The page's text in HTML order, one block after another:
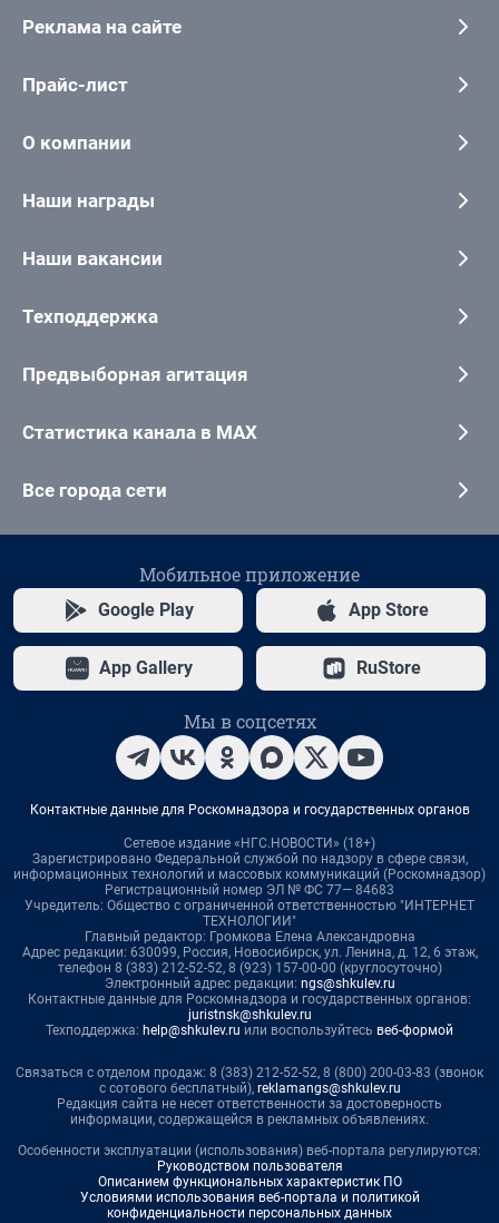
Реклама на сайте
Прайс-лист
О компании
Наши награды
Наши вакансии
Техподдержка
Предвыборная агитация
Статистика канала в MAX
Все города сети
Мобильное приложение
Google Play App Store
App Gallery RuStore
Мы в соцсетях
Контактные данные для Роскомнадзора и государственных органов
Сетевое издание «НГС.НОВОСТИ» (18+)
Зарегистрировано Федеральной службой по надзору в сфере связи,
информационных технологий и массовых коммуникаций (Роскомнадзор)
Регистрационный номер ЭЛ № ФС 77— 84683
Учредитель: Общество с ограниченной ответственностью "ИНТЕРНЕТ
ТЕХНОЛОГИИ"
Главный редактор: Громкова Елена Александровна
Адрес редакции: 630099, Россия, Новосибирск, ул. Ленина, д. 12, 6 этаж,
телефон 8 (383) 212-52-52, 8 (923) 157-00-00 (круглосуточно)
Электронный адрес редакции: ngs@shkulev.ru
Контактные данные для Роскомнадзора и государственных органов:
juristnsk@shkulev.ru
Техподдержка: help@shkulev.ru или воспользуйтесь веб-формой
Связаться с отделом продаж: 8 (383) 212-52-52, 8 (800) 200-03-83 (звонок
с сотового бесплатный), reklamangs@shkulev.ru
Редакция сайта не несет ответственности за достоверность
информации, содержащейся в рекламных объявлениях.
Особенности эксплуатации (использования) веб-портала регулируются:
Руководством пользователя
Описанием функциональных характеристик ПО
Условиями использования веб-портала и политикой
конфиденциальности персональных данных